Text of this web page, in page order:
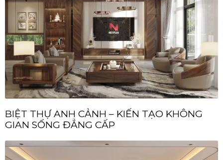
BIỆT THỰ ANH CẢNH – KIẾN TẠO KHÔNG
GIAN SỐNG ĐẲNG CẤP